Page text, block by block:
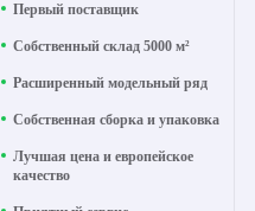
Первый поставщик
Собственный склад 5000 м²
Расширенный модельный ряд
Собственная сборка и упаковка
Лучшая цена и европейское
качество